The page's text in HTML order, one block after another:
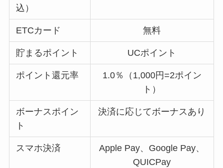
込）
ETCカード 無料
貯まるポイント UCポイント
ポイント還元率
1.0％（1,000円=2ポイン
ト）
ボーナスポイン
ト
決済に応じてボーナスあり
スマホ決済
Apple Pay、Google Pay、
QUICPay